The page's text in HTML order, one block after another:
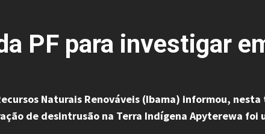
PF para investigar
Naturais Renováveis (Ibama) informou,
de desintrusão na Terra Indígena Apyterewa foi